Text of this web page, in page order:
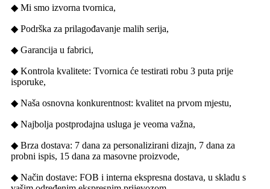
◆ Mi smo izvorna tvornica,
◆ Podrška za prilagođavanje malih serija,
◆ Garancija u fabrici,
◆ Kontrola kvalitete: Tvornica će testirati robu 3 puta prije
isporuke,
◆ Naša osnovna konkurentnost: kvalitet na prvom mjestu,
◆ Najbolja postprodajna usluga je veoma važna,
◆ Brza dostava: 7 dana za personalizirani dizajn, 7 dana za
probni ispis, 15 dana za masovne proizvode,
◆ Način dostave: FOB i interna ekspresna dostava, u skladu s